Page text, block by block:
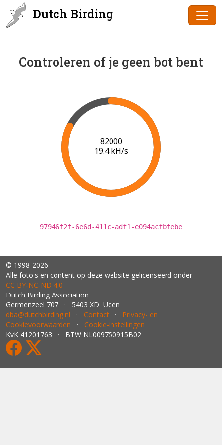
Dutch Birding
Controleren of je geen bot bent
84000
19.5 kH/s
97946f2f-6e6d-411c-adf1-e094acfbfebe
© 1998-2026
Alle foto's en content op deze website gelicenseerd onder
CC BY‑NC‑ND 4.0
Dutch Birding Association
Germenzeel 707 · 5403 XD Uden
dba@dutchbirding.nl · Contact · Privacy- en
Cookievoorwaarden · Cookie-instellingen
KvK 41201763 · BTW NL009750915B02